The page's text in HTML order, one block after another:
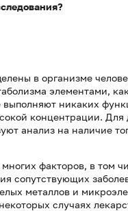
в организме
элементами,
никаких
концентрации. Для
анализ на наличие
факторов, в том
сопутствующих
металлов и
случаях